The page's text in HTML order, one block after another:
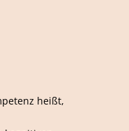
heißt,